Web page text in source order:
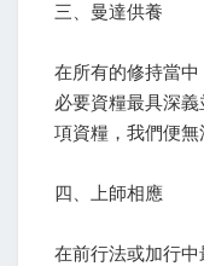
三、曼達供養
在所有的修持當
必要資糧最具深
項資糧，我們便無
四、上師相應
在前行法或加行